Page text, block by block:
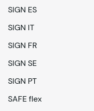
SIGN ES
SIGN IT
SIGN FR
SIGN SE
SIGN PT
SAFE flex